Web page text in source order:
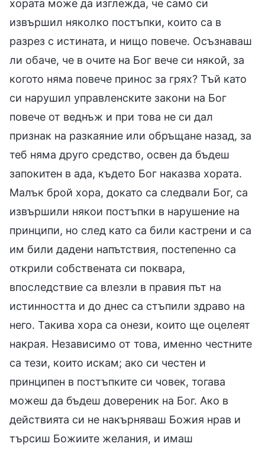
хората може да изглежда, че само си
извършил няколко постъпки, които са в
разрез с истината, и нищо повече. Осъзнаваш
ли обаче, че в очите на Бог вече си някой, за
когото няма повече принос за грях? Тъй като
си нарушил управленските закони на Бог
повече от веднъж и при това не си дал
признак на разкаяние или обръщане назад, за
теб няма друго средство, освен да бъдеш
запокитен в ада, където Бог наказва хората.
Малък брой хора, докато са следвали Бог, са
извършили някои постъпки в нарушение на
принципи, но след като са били кастрени и са
им били дадени напътствия, постепенно са
открили собствената си поквара,
впоследствие са влезли в правия път на
истинността и до днес са стъпили здраво на
него. Такива хора са онези, които ще оцелеят
накрая. Независимо от това, именно честните
са тези, които искам; ако си честен и
принципен в постъпките си човек, тогава
можеш да бъдеш довереник на Бог. Ако в
действията си не накърняваш Божия нрав и
търсиш Божиите желания, и имаш